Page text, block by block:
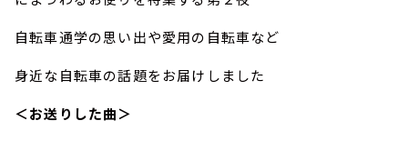
自転車通学の思い出や愛用の自転車など
身近な自転車の話題をお届けしました
＜お送りした曲＞